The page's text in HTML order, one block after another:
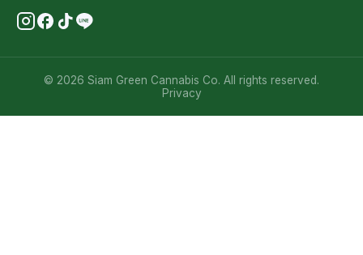
© 2026 Siam Green Cannabis Co. All rights reserved.
Privacy